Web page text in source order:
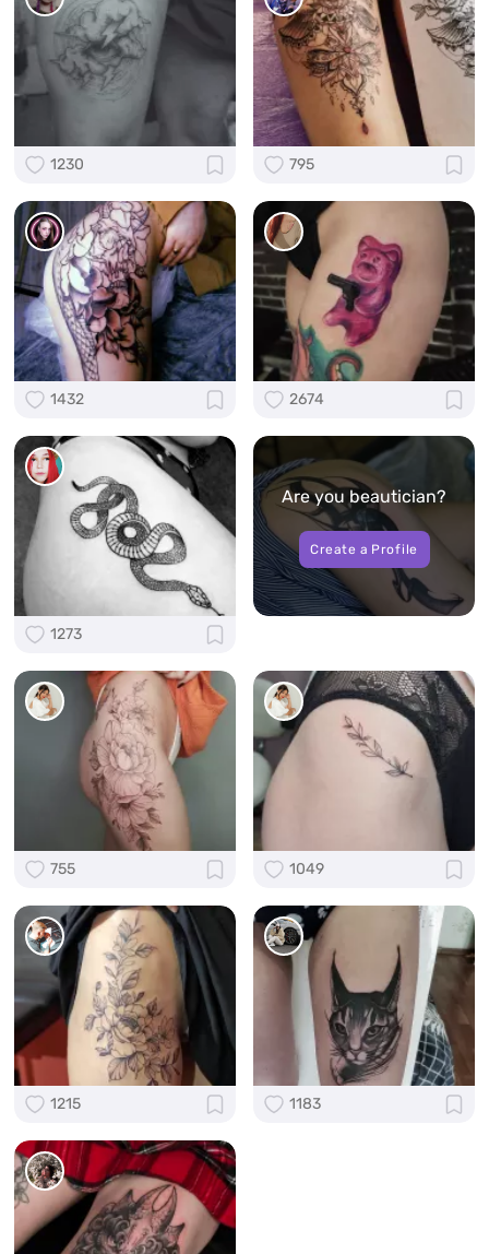
1230 795
1432 2674
1273
Are you beautician?
Create a Profile
755 1049
1215 1183